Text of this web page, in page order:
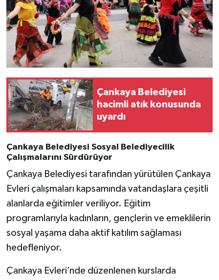
Çankaya Belediyesi
hacimli atık konusunda
uyardı
Çankaya Belediyesi Sosyal Belediyecilik
Çalışmalarını Sürdürüyor
Çankaya Belediyesi tarafından yürütülen Çankaya
Evleri çalışmaları kapsamında vatandaşlara çeşitli
alanlarda eğitimler veriliyor. Eğitim
programlarıyla kadınların, gençlerin ve emeklilerin
sosyal yaşama daha aktif katılım sağlaması
hedefleniyor.
Çankaya Evleri’nde düzenlenen kurslarda